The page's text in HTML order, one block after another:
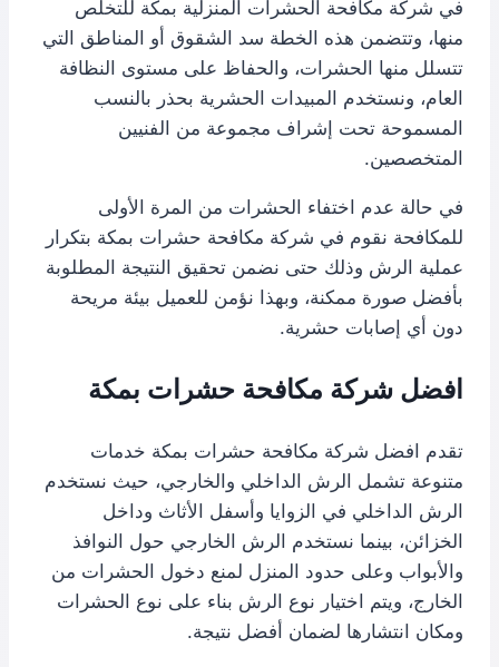
في شركة مكافحة الحشرات المنزلية بمكة للتخلص
منها، وتتضمن هذه الخطة سد الشقوق أو المناطق التي
تتسلل منها الحشرات، والحفاظ على مستوى النظافة
العام، ونستخدم المبيدات الحشرية بحذر بالنسب
المسموحة تحت إشراف مجموعة من الفنيين
المتخصصين.
في حالة عدم اختفاء الحشرات من المرة الأولى
للمكافحة نقوم في شركة مكافحة حشرات بمكة بتكرار
عملية الرش وذلك حتى نضمن تحقيق النتيجة المطلوبة
بأفضل صورة ممكنة، وبهذا نؤمن للعميل بيئة مريحة
دون أي إصابات حشرية.
افضل شركة مكافحة حشرات بمكة
تقدم افضل شركة مكافحة حشرات بمكة خدمات
متنوعة تشمل الرش الداخلي والخارجي، حيث نستخدم
الرش الداخلي في الزوايا وأسفل الأثاث وداخل
الخزائن، بينما نستخدم الرش الخارجي حول النوافذ
والأبواب وعلى حدود المنزل لمنع دخول الحشرات من
الخارج، ويتم اختيار نوع الرش بناء على نوع الحشرات
ومكان انتشارها لضمان أفضل نتيجة.